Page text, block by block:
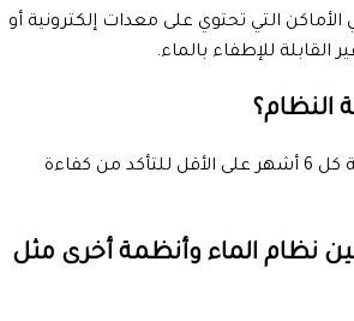
التي تحتوي على معدات إلكترونية أو
القابلة للإطفاء بالماء.
النظام؟
يفضل إجراء صيانة دورية كل 6 أشهر على الأقل للتأكد من كفاءة
نظام الماء وأنظمة أخرى مثل